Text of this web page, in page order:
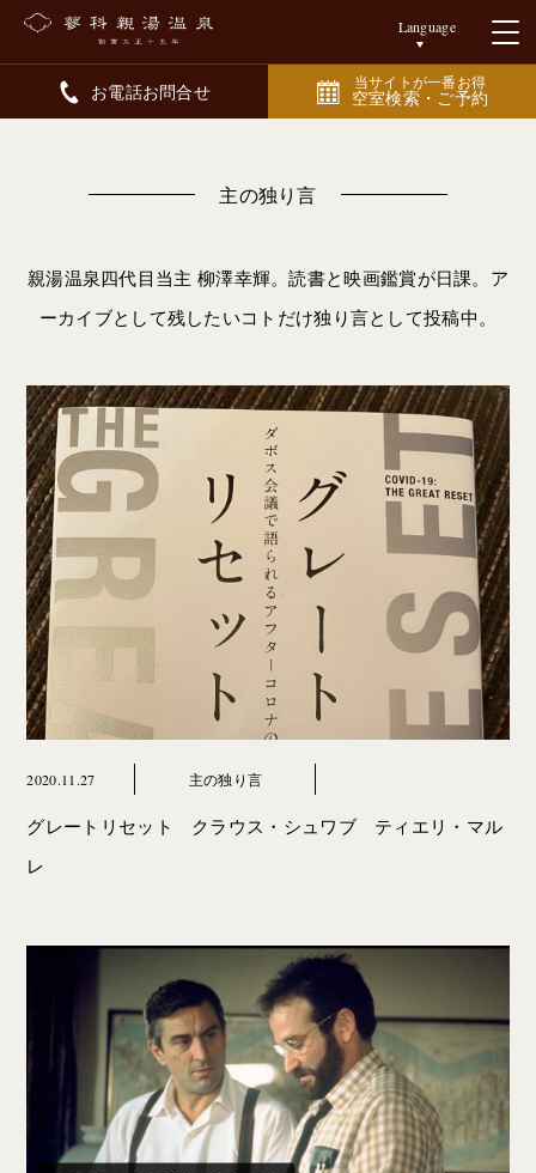
Language
お電話お問合せ 当サイトが一番お得
空室検索・ご予約
主の独り言
親湯温泉四代目当主 柳澤幸輝。読書と映画鑑賞が日課。ア
ーカイブとして残したいコトだけ独り言として投稿中。
2020.11.27 主の独り言
グレートリセット クラウス・シュワブ ティエリ・マル
レ